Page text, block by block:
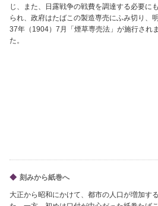
じ、また、日露戦争の戦費を調達する必要に
られ、政府はたばこの製造専売にふみ切り、
37年（1904）7月「煙草専売法」が施行され
た。
◆ 刻みから紙巻へ
大正から昭和にかけて、都市の人口が増加す